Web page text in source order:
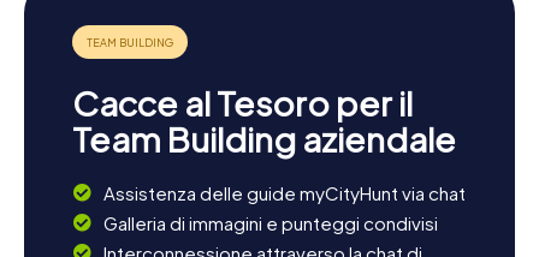
Cacce al Tesoro per il
Team Building aziendale
Assistenza delle guide myCityHunt via chat
Galleria di immagini e punteggi condivisi